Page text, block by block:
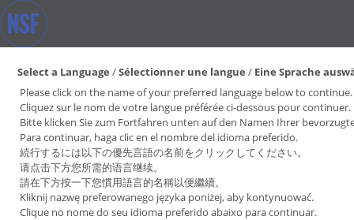
Select a Language /Sélectionner une langue / Eine Sprache
Please click on the name of your preferred language below to continue.
Cliquez sur le nom de votre langue préférée ci-dessous pour continuer.
Bitte klicken Sie zum Fortfahren unten auf den Namen Ihrer
Para continuar, haga clic en el nombre del idioma preferido.
続行するには以下の優先言語の名前をクリックしてください。
请点击下方您所需的语言继续。
請在下方按一下您慣用語言的名稱以便繼續。
Kliknij nazwę preferowanego języka poniżej, aby kontynuować.
Clique no nome do seu idioma preferido abaixo para continuar.